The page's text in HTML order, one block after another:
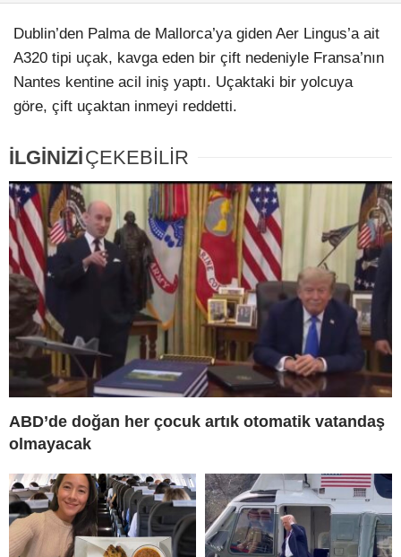
Dublin’den Palma de Mallorca’ya giden Aer Lingus’a ait
A320 tipi uçak, kavga eden bir çift nedeniyle Fransa’nın
Nantes kentine acil iniş yaptı. Uçaktaki bir yolcuya
göre, çift uçaktan inmeyi reddetti.
İLGİNİZİÇEKEBİLİR
ABD’de doğan her çocuk artık otomatik vatandaş
olmayacak